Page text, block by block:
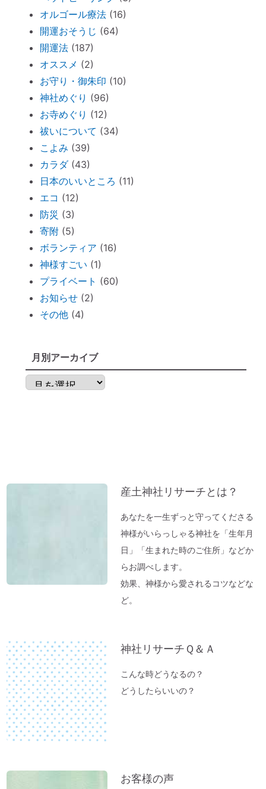
る
ハタキをかけると部屋の波動が上がる♪
情報に振り回されず、必要な情報を受け取
るコツ
非常用トイレ（尿と便を分ければ臭わな
い）
台風を正しく怖がろう ～知って損なし
台風１０号で感じる「当たり前のしあわ
せ」
何をしたら神社で歓迎されるのか？
魂の成熟度について ～ 親や上司は案
外、幼き魂？
ブッダと始める『 家族の苦悩から抜ける方
法 』
悪いカルマを相殺できるコツコツ貯金
仏壇内の断捨離
ペットヒーリング（ペットの不仲、誤食）
オススメ：全身に効果的な「耳温灸」～煙
が出ない温灸器
プ」～ 必要なのは送料のみ。
胎内記憶ガール「お空のセカイ」～流産の
理由が少し可愛くてホッコリ。
周りを優先し過ぎる人のための「ご自愛レ
神社巡りならぬ「トイレ巡り」～The
ずっと観ていたい。映画「PERFECT
電子レンジの電磁波対策に「レンジプロテ
ものは？
不安な時には「慈悲の瞑想」
不安な時には「とんとんとん」
子育てママの救世主！『怒らなくても』～
ポイントを押さえればOK！
神棚のお掃除に便利な「毛バタキ」
園球場
オルゴール療法(16)
開運おそうじ (64)
開運法(187)
オススメ (2)
お守り・御朱印 (10)
神社めぐり (96)
お寺めぐり (12)
祓いについて (34)
こよみ (39)
カラダ(43)
日本のいいところ (11)
エコ (12)
防災 (3)
寄附(5)
ボランティア (16)
神様すごい (1)
プライベート (60)
お知らせ(2)
その他(4)
月別アーカイブ
ブ
産土神社リサーチとは？
あなたを一生ずっと守ってくださる
神様がいらっしゃる神社を「生年月
日」「生まれた時のご住所」などか
らお調べします。
効果、神様から愛されるコツなどな
ど。
神社リサーチＱ＆Ａ
こんな時どうなるの？
どうしたらいいの？
お客様の声